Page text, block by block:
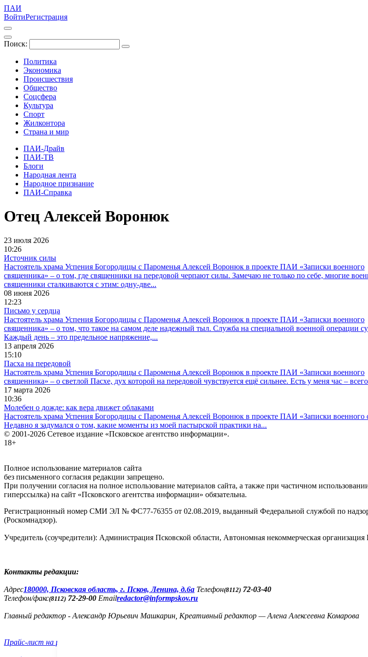
ПАИ
ВойтиРегистрация
Поиск:
Политика
Экономика
Происшествия
Общество
Соцсфера
Культура
Спорт
Жилконтора
Страна и мир
ПАИ-Драйв
ПАИ-ТВ
Блоги
Народная лента
Народное признание
ПАИ-Справка
Отец Алексей Воронюк
23 июля 2026
10:26
Источник силы
Настоятель храма Успения Богородицы с Пароменья Алексей Воронюк в проекте ПАИ «Записки военного
священника» – о том, где священники на передовой черпают силы. Замечаю не только по себе, многие
священники сталкиваются с этим: одну-две...
08 июня 2026
12:23
Письмо у сердца
Настоятель храма Успения Богородицы с Пароменья Алексей Воронюк в проекте ПАИ «Записки военного
священника» – о том, что такое на самом деле надежный тыл. Служба на специальной военной операции
Каждый день – это предельное напряжение,...
13 апреля 2026
15:10
Пасха на передовой
Настоятель храма Успения Богородицы с Пароменья Алексей Воронюк в проекте ПАИ «Записки военного
священника» – о светлой Пасхе, дух которой на передовой чувствуется ещё сильнее. Есть у меня час –
17 марта 2026
10:36
Молебен о дожде: как вера движет облаками
Настоятель храма Успения Богородицы с Пароменья Алексей Воронюк в проекте ПАИ «Записки
Недавно я задумался о том, какие моменты из моей пастырской практики на...
© 2001-2026 Сетевое издание «Псковское агентство информации».
18+
Полное использование материалов сайта
без письменного согласия редакции запрещено.
При получении согласия на полное использование материалов сайта, а также при частичном
гиперссылка) на сайт «Псковского агентства информации» обязательна.
Регистрационный номер СМИ ЭЛ № ФС77-76355 от 02.08.2019, выданный Федеральной службой по
(Роскомнадзор).
Учредитель (соучредители): Администрация Псковской области, Автономная некоммерческая
Контакты редакции:
Адреc180000, Псковская область, г. Псков, Ленина, д.6а Телефон(8112) 72-03-40
Телефон/факс(8112) 72-29-00 Emailredactor@informpskov.ru
Главный редактор - Александр Юрьевич Машкарин, Креативный редактор — Алена Алексеевна Комарова
Прайс-лист на размещение рекламы и техтребования